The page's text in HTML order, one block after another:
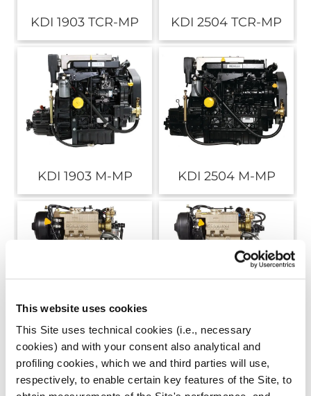
This website uses cookies
This Site uses technical cookies (i.e., necessary
cookies) and with your consent also analytical and
profiling cookies, which we and third parties will use,
respectively, to enable certain key features of the Site, to
KDI 1903 TCR-MP KDI 2504 TCR-MP
KDI 1903 M-MP KDI 2504 M-MP
LDW 502 M LDW 702 M